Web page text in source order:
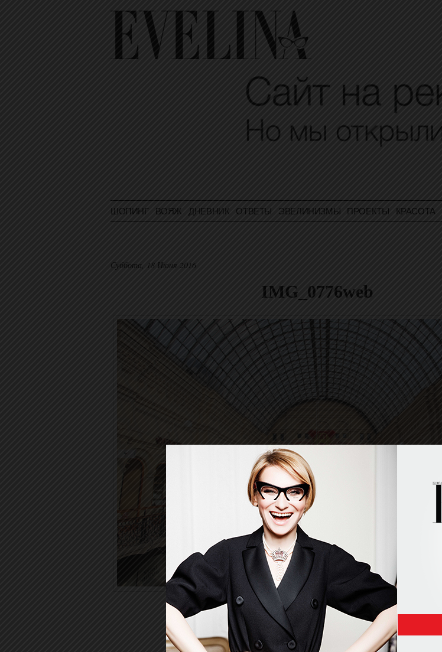
ШОПИНГ ВОЯЖ ДНЕВНИК ОТВЕТЫ ЭВЕЛИНИЗМЫ ПРОЕКТЫ КРАСОТА
Суббота, 18 Июня 2016
IMG_0776web